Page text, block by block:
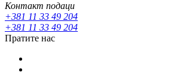
Контакт подаци
+381 11 33 49 204
+381 11 33 49 204
Пратите нас